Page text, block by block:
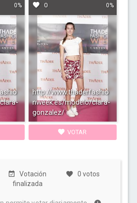
0% 0 0%
http://www.thaderfashio
nweek.es/modelo/clara-
gonzalez/
VOTAR
Votación
finalizada
0 votos